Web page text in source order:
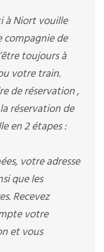
à Niort vouille
de
toujours à
votre train.
de réservation ,
réservation de
en 2 étapes :
votre adresse
que les
Recevez
votre
et vous